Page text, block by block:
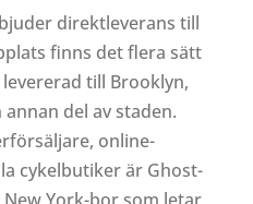
direktleverans till
finns det flera sätt
till Brooklyn,
del av staden.
online-
cykelbutiker är Ghost-